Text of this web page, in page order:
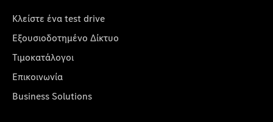
Κλείστε ένα test drive
Εξουσιοδοτημένο Δίκτυο
Τιμοκατάλογοι
Επικοινωνία
Business Solutions